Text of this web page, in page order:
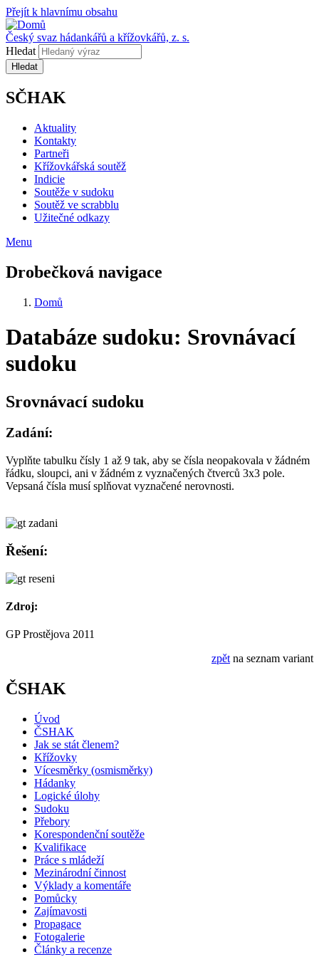
Přejít k hlavnímu obsahu
Český svaz hádankářů a křížovkářů, z. s.
Hledat
SČHAK
Aktuality
Kontakty
Partneři
Křížovkářská soutěž
Indicie
Soutěže v sudoku
Soutěž ve scrabblu
Užitečné odkazy
Menu
Drobečková navigace
Domů
Databáze sudoku: Srovnávací
sudoku
Srovnávací sudoku
Zadání:
Vyplňte tabulku čísly 1 až 9 tak, aby se čísla neopakovala v žádném
řádku, sloupci, ani v žádném z vyznačených čtverců 3x3 pole.
Vepsaná čísla musí splňovat vyznačené nerovnosti.
Řešení:
Zdroj:
GP Prostějova 2011
zpět na seznam variant
ČSHAK
Úvod
ČSHAK
Jak se stát členem?
Křížovky
Vícesměrky (osmisměrky)
Hádanky
Logické úlohy
Sudoku
Přebory
Korespondenční soutěže
Kvalifikace
Práce s mládeží
Mezinárodní činnost
Výklady a komentáře
Pomůcky
Zajímavosti
Propagace
Fotogalerie
Články a recenze